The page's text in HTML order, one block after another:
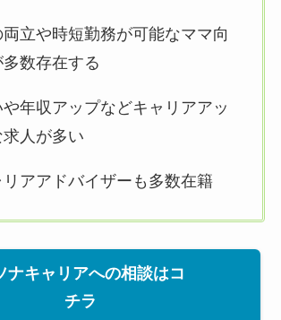
両立や時短勤務が可能なママ向
数存在する
や年収アップなどキャリアアッ
人が多い
リアアドバイザーも多数在籍
ナキャリアへの相談はコ
チラ